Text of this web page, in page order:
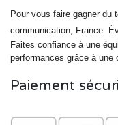
Pour vous faire gagner du
communication, France
Faites confiance à une
performances grâce à une
Paiement